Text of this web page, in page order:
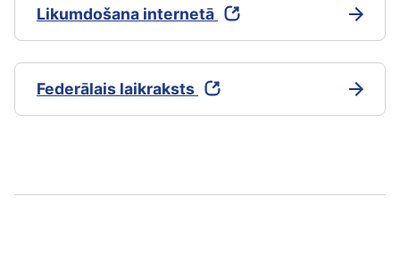
Likumdošana internetā
Federālais laikraksts